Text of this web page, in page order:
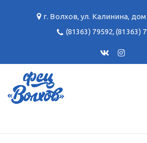
г. Волхов,ул. Калинина,
(81363) 79592,(81363)